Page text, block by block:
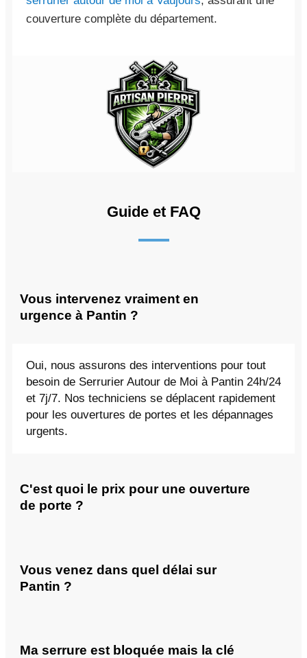
couverture complète du département.
Guide et FAQ
Vous intervenez vraiment en
urgence à Pantin ?
Oui, nous assurons des interventions pour tout
besoin de Serrurier Autour de Moi à Pantin 24h/24
et 7j/7. Nos techniciens se déplacent rapidement
pour les ouvertures de portes et les dépannages
urgents.
C'est quoi le prix pour une ouverture
de porte ?
Vous venez dans quel délai sur
Pantin ?
Ma serrure est bloquée mais la clé